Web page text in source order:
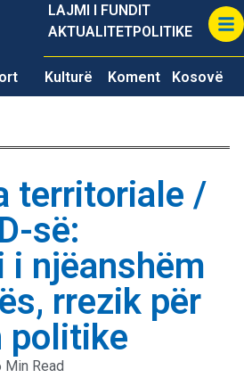
LAJMI I FUNDIT
AKTUALITETPOLITIKE
Kulturë Koment Kosovë
territoriale /
së:
i njëanshëm
rrezik për
politike
Min Read